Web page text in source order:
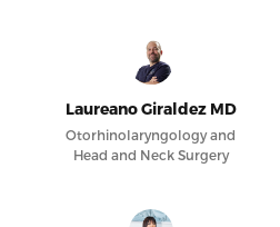
Laureano Giraldez MD
Otorhinolaryngology and
Head and Neck Surgery